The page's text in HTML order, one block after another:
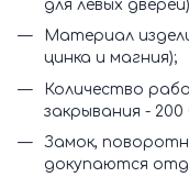
для левых
Материал
цинка и магния);
Количество
закрывания - 200
Замок,
докупаются